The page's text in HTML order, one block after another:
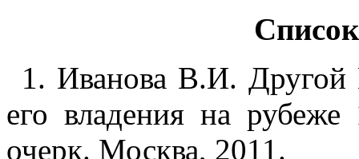
1. Иванова В.И.
его владения на рубеже
очерк. Москва, 2011.